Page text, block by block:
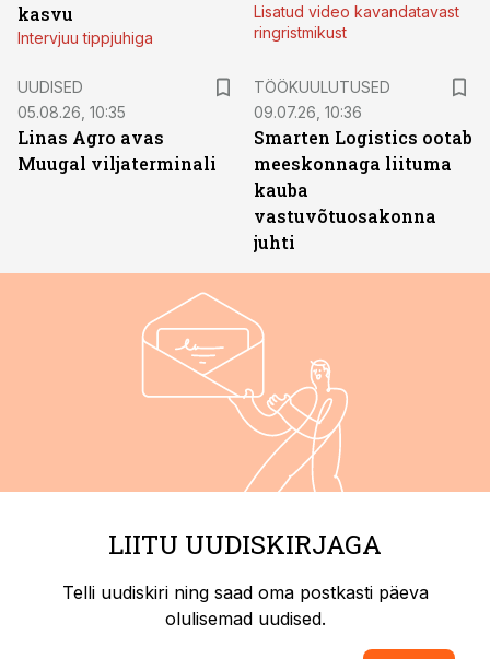
kasvu
Intervjuu tippjuhiga
Lisatud video kavandatavast
ringristmikust
UUDISED
05.08.26, 10:35
Linas Agro avas
Muugal viljaterminali
TÖÖKUULUTUSED
09.07.26, 10:36
Smarten Logistics ootab
meeskonnaga liituma
kauba
vastuvõtuosakonna
juhti
LIITU UUDISKIRJAGA
Telli uudiskiri ning saad oma postkasti päeva
olulisemad uudised.